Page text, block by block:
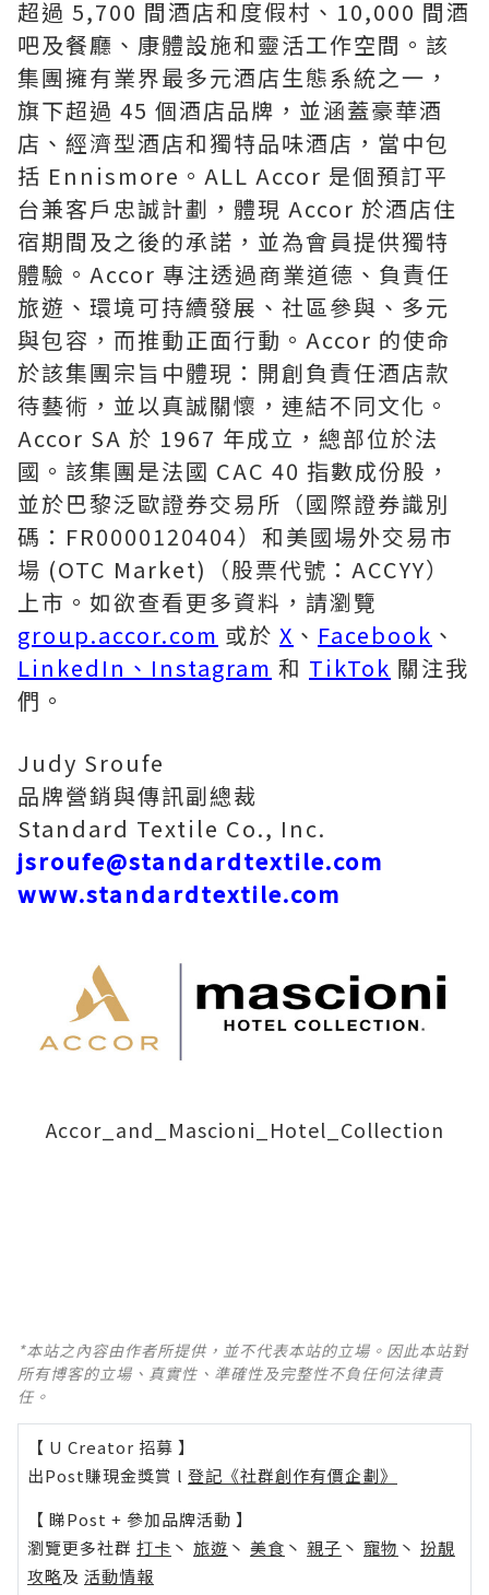
超過 5,700 間酒店和度假村、10,000 間酒
吧及餐廳、康體設施和靈活工作空間。該
集團擁有業界最多元酒店生態系統之一，
旗下超過 45 個酒店品牌，並涵蓋豪華酒
店、經濟型酒店和獨特品味酒店，當中包
括 Ennismore。ALL Accor 是個預訂平
台兼客戶忠誠計劃，體現 Accor 於酒店住
宿期間及之後的承諾，並為會員提供獨特
體驗。Accor 專注透過商業道德、負責任
旅遊、環境可持續發展、社區參與、多元
與包容，而推動正面行動。Accor 的使命
於該集團宗旨中體現：開創負責任酒店款
待藝術，並以真誠關懷，連結不同文化。
Accor SA 於 1967 年成立，總部位於法
國。該集團是法國 CAC 40 指數成份股，
並於巴黎泛歐證券交易所（國際證券識別
碼：FR0000120404）和美國場外交易市
場 (OTC Market)（股票代號：ACCYY）
上市。如欲查看更多資料，請瀏覽
group.accor.com 或於 X 、 Facebook 、
LinkedIn、 Instagram 和 TikTok 關注我
們。
Judy Sroufe
品牌營銷與傳訊副總裁
Standard Textile Co., Inc.
jsroufe@standardtextile.com
www.standardtextile.com
Accor_and_Mascioni_Hotel_Collection
*本站之內容由作者所提供，並不代表本站的立場。因此本站對
所有博客的立場、真實性、準確性及完整性不負任何法律責
任。
【 U Creator 招募 】
出Post賺現金獎賞 l 登記《社群創作有價企劃》
【 睇Post + 參加品牌活動 】
瀏覽更多社群 打卡 丶 旅遊 丶 美食 丶 親子 丶 寵物 丶 扮靚
攻略及 活動情報